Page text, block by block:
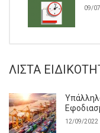
09/
ΛΊΣΤΑ
12/09/2022